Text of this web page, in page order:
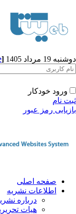
19 مرداد 1405 ]
ورود خودکار
نام
رمز عبور
صفحه اصلی
اطلاعات نشریه
درباره نشریه
هیات تحریریه